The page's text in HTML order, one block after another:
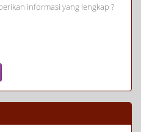
informasi yang lengkap ?